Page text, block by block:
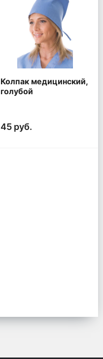
Колпак медицинский,
голубой
45 руб.